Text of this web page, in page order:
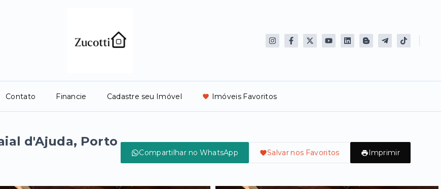
Contato Financie Cadastre seu Imóvel Imóveis Favoritos
d'Ajuda, Porto
Compartilhar no WhatsApp Salvar nos Favoritos Imprimir